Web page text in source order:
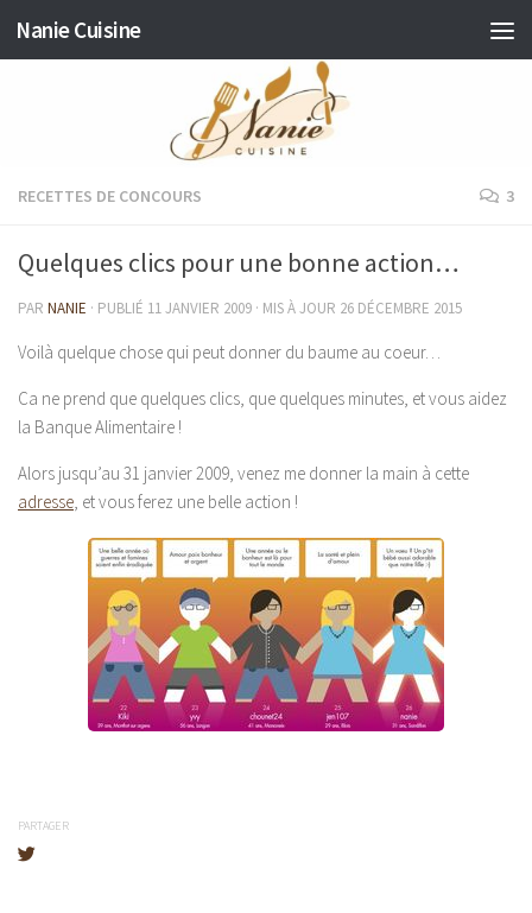
Skip to content
Nanie Cuisine
RECETTES DE CONCOURS 3
Quelques clics pour une bonne action…
PAR NANIE · PUBLIÉ 11 JANVIER 2009 · MIS À JOUR 26 DÉCEMBRE 2015
Voilà quelque chose qui peut donner du baume au coeur…
Ca ne prend que quelques clics, que quelques minutes, et vous aidez
la Banque Alimentaire !
Alors jusqu’au 31 janvier 2009, venez me donner la main à cette
adresse, et vous ferez une belle action !
PARTAGER